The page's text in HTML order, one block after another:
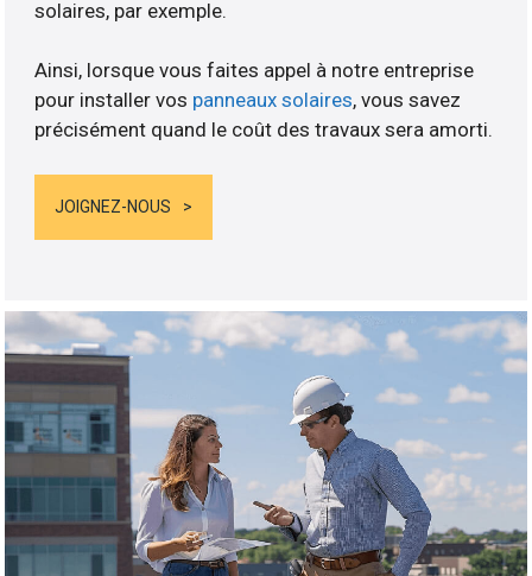
solaires, par exemple.
Ainsi, lorsque vous faites appel à notre entreprise
pour installer vos panneaux solaires, vous savez
précisément quand le coût des travaux sera amorti.
JOIGNEZ-NOUS